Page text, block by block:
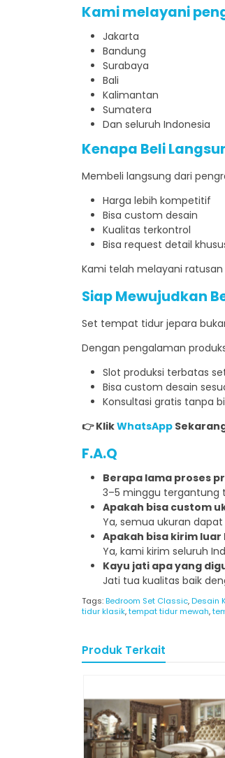
Kami melayani
Jakarta
Bandung
Surabaya
Bali
Kalimantan
Sumatera
Dan seluruh Indonesia
Kenapa Beli
Membeli langsung dari
Harga lebih kompetitif
Bisa custom desain
Kualitas terkontrol
Bisa request detail
Kami telah melayani
Siap Mewujudkan
Set tempat tidur jepara
Dengan pengalaman
Slot produksi terbatas
Bisa custom desain
Konsultasi gratis tanpa
👉 KlikWhatsApp
F.A.Q
Berapa lama proses
3–5 minggu tergantung
Apakah bisa custom
Ya, semua ukuran dapat
Apakah bisa kirim luar
Ya, kami kirim seluruh
Kayu jati apa yang
Jati tua kualitas baik
Tags:Bedroom Set Classic,Desain
tidur klasik,tempat tidur mewah,
Produk Terkait